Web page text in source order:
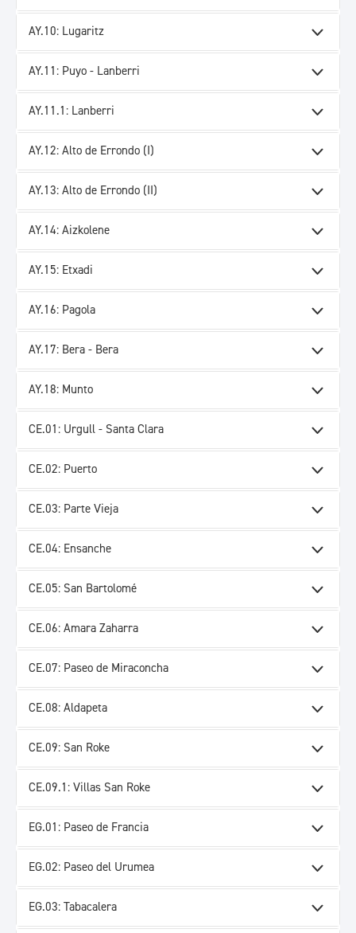
AY.10: Lugaritz
AY.11: Puyo - Lanberri
AY.11.1: Lanberri
AY.12: Alto de Errondo (I)
AY.13: Alto de Errondo (II)
AY.14: Aizkolene
AY.15: Etxadi
AY.16: Pagola
AY.17: Bera - Bera
AY.18: Munto
CE.01: Urgull - Santa Clara
CE.02: Puerto
CE.03: Parte Vieja
CE.04: Ensanche
CE.05: San Bartolomé
CE.06: Amara Zaharra
CE.07: Paseo de Miraconcha
CE.08: Aldapeta
CE.09: San Roke
CE.09.1: Villas San Roke
EG.01: Paseo de Francia
EG.02: Paseo del Urumea
EG.03: Tabacalera